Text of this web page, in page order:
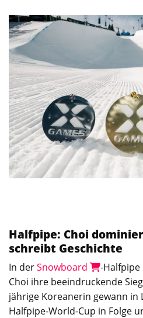
Halfpipe: Choi
schreibt Geschichte
In derSnowboard
-Halfpipe
Choi ihre beeindruckende
jährige Koreanerin gewann in
Halfpipe-World-Cup in Folge